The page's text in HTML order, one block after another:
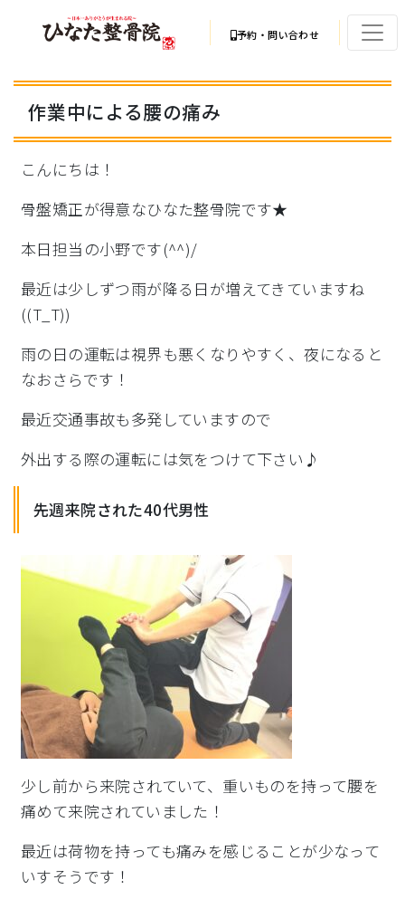
予約・問い合わせ
作業中による腰の痛み
こんにちは！
骨盤矯正が得意なひなた整骨院です★
本日担当の小野です(^^)/
最近は少しずつ雨が降る日が増えてきていますね
((T_T))
雨の日の運転は視界も悪くなりやすく、夜になると
なおさらです！
最近交通事故も多発していますので
外出する際の運転には気をつけて下さい♪
先週来院された40代男性
少し前から来院されていて、 重いものを持って腰を
痛めて来院されていました！
最近は荷物を持っても痛みを感じることが少なって
いすそうです！